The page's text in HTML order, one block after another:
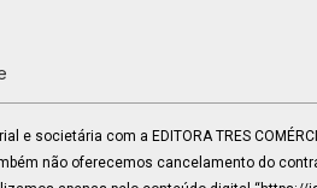
societária com a EDITORA TRES
não oferecemos cancelamento do